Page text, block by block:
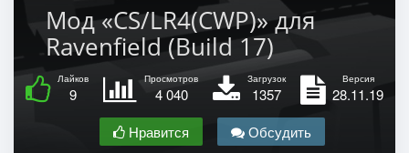
Мод «CS/LR4(CWP)» для
Ravenfield (Build 17)
Лайков
9
Просмотров
4 040
Загрузок
1357
Версия
28.11.19
Нравится
Обсудить